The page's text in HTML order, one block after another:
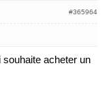
#365964
acheter un